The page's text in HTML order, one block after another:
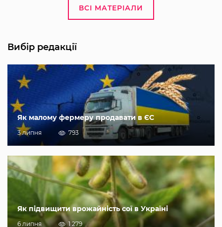
ВСІ МАТЕРІАЛИ
Вибір редакції
Як малому фермеру продавати в ЄС
3 липня 793
Як підвищити врожайність сої в Україні
6 липня 1 279